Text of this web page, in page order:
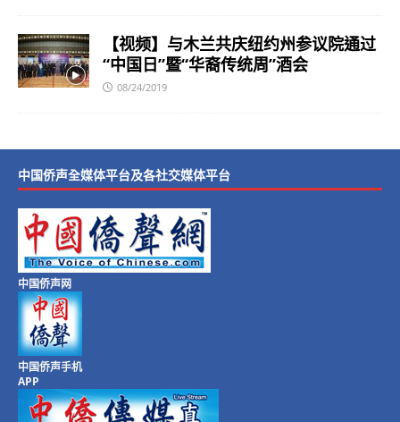
【视频】与木兰共庆纽约州参议院通过
“中国日”暨“华裔传统周”酒会
08/24/2019
中国侨声全媒体平台及各社交媒体平台
中国侨声网
中国侨声手机
APP